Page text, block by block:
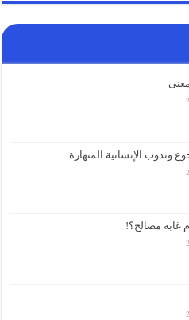
وندوب الإنسانية المنهارة
غابة مصالح؟!